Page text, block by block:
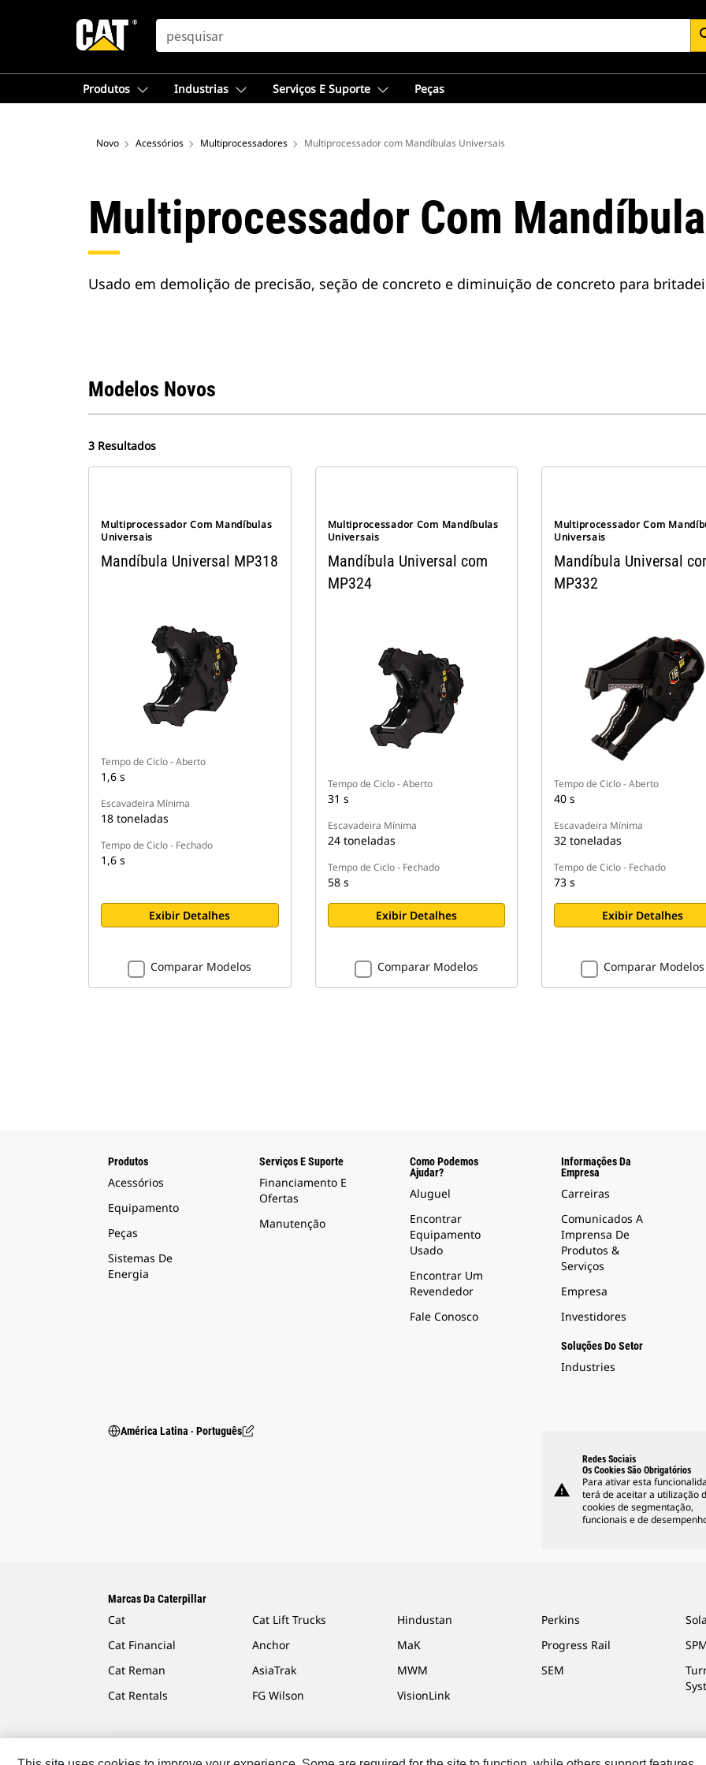
SEARCH
Produtos Industrias Serviços E Suporte Peças
Novo Acessórios Multiprocessadores Multiprocessador com Mandíbulas Universais
Multiprocessador Com
Usado em demolição de precisão, seção de concreto e diminuição de concreto para
Modelos Novos
3 Resultados
Multiprocessador Com Mandíbulas
Universais
Mandíbula Universal MP318
Tempo de Ciclo - Aberto
1,6 s
Escavadeira Mínima
18 toneladas
Tempo de Ciclo - Fechado
1,6 s
Exibir Detalhes
Comparar Modelos
Multiprocessador Com Mandíbulas
Universais
Mandíbula Universal com
MP324
Tempo de Ciclo - Aberto
31 s
Escavadeira Mínima
24 toneladas
Tempo de Ciclo - Fechado
58 s
Exibir Detalhes
Comparar Modelos
Multiprocessador Com
Universais
Mandíbula Universal
MP332
Tempo de Ciclo - Aberto
40 s
Escavadeira Mínima
32 toneladas
Tempo de Ciclo - Fechado
73 s
Exibir Detalhes
Comparar Modelos
Produtos
Acessórios
Equipamento
Peças
Sistemas De
Energia
Serviços E Suporte
Financiamento E
Ofertas
Manutenção
Como Podemos
Ajudar?
Aluguel
Encontrar
Equipamento
Usado
Encontrar Um
Revendedor
Fale Conosco
Informações Da
Empresa
Carreiras
Comunicados A
Imprensa De
Produtos &
Serviços
Empresa
Investidores
Soluções Do Setor
Industries
América Latina ‧ Português
warning
Redes Sociais
Os Cookies São Obrigatórios
Para ativar esta
terá de aceitar a utilização
cookies de segmentação,
funcionais e de
Marcas Da Caterpillar
Cat
Cat Financial
Cat Reman
Cat Rentals
Cat Lift Trucks
Anchor
AsiaTrak
FG Wilson
Hindustan
MaK
MWM
VisionLink
Perkins
Progress Rail
SEM